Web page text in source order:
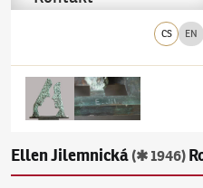
CS EN
Ellen Jilemnická (✱ 1946)